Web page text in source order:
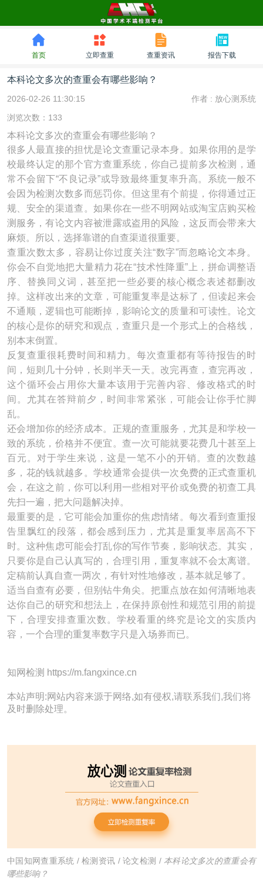
首页 立即查重 查重资讯 报告下载
本科论文多次的查重会有哪些影响？
2026-02-26 11:30:15 作者 : 放心测系统
浏览次数：133
本科论文多次的查重会有哪些影响？
很多人最直接的担忧是论文查重记录本身。如果你用的是学
校最终认定的那个官方查重系统，你自己提前多次检测，通
常不会留下“不良记录”或导致最终重复率升高。系统一般不
会因为检测次数多而惩罚你。但这里有个前提，你得通过正
规、安全的渠道查。如果你在一些不明网站或淘宝店购买检
测服务，有论文内容被泄露或盗用的风险，这反而会带来大
麻烦。所以，选择靠谱的自查渠道很重要。
查重次数太多，容易让你过度关注“数字”而忽略论文本身。
你会不自觉地把大量精力花在“技术性降重”上，拼命调整语
序、替换同义词，甚至把一些必要的核心概念表述都删改
掉。这样改出来的文章，可能重复率是达标了，但读起来会
不通顺，逻辑也可能断掉，影响论文的质量和可读性。论文
的核心是你的研究和观点，查重只是一个形式上的合格线，
别本末倒置。
反复查重很耗费时间和精力。每次查重都有等待报告的时
间，短则几十分钟，长则半天一天。改完再查，查完再改，
这个循环会占用你大量本该用于完善内容、修改格式的时
间。尤其在答辩前夕，时间非常紧张，可能会让你手忙脚
乱。
还会增加你的经济成本。正规的查重服务，尤其是和学校一
致的系统，价格并不便宜。查一次可能就要花费几十甚至上
百元。对于学生来说，这是一笔不小的开销。查的次数越
多，花的钱就越多。学校通常会提供一次免费的正式查重机
会，在这之前，你可以利用一些相对平价或免费的初查工具
先扫一遍，把大问题解决掉。
最重要的是，它可能会加重你的焦虑情绪。每次看到查重报
告里飘红的段落，都会感到压力，尤其是重复率居高不下
时。这种焦虑可能会打乱你的写作节奏，影响状态。其实，
只要你是自己认真写的，合理引用，重复率就不会太离谱。
定稿前认真自查一两次，有针对性地修改，基本就足够了。
适当自查有必要，但别钻牛角尖。把重点放在如何清晰地表
达你自己的研究和想法上，在保持原创性和规范引用的前提
下，合理安排查重次数。学校看重的终究是论文的实质内
容，一个合理的重复率数字只是入场券而已。
知网检测 https://m.fangxince.cn
本站声明:网站内容来源于网络,如有侵权,请联系我们,我们将
及时删除处理。
中国知网查重系统 /检测资讯 / 论文检测 / 本科论文多次的查重会有
哪些影响？